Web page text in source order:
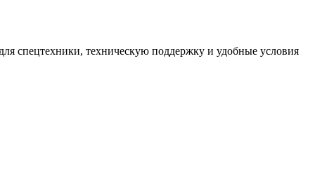
спецтехники, техническую поддержку и удобные условия